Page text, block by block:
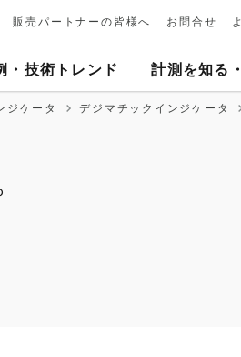
・技術トレンド 計測を知る
販売パートナーの皆様へ お問合せ
ジケータ デジマチックインジケータ